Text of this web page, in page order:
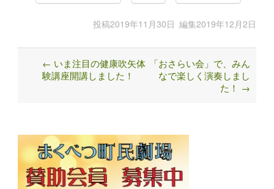
投稿2019年11月30日 編集2019年12月2日
Post
navigation
← いま注目の健康吹矢体
験講座開講しました！
「おさらい会」で、みん
なで楽しく演奏しまし
た！ →